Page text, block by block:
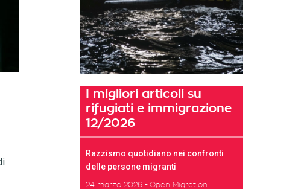
I migliori articoli su
rifugiati e immigrazione
12/2026
Razzismo quotidiano nei confronti
delle persone migranti
24 marzo 2026 Open Migration